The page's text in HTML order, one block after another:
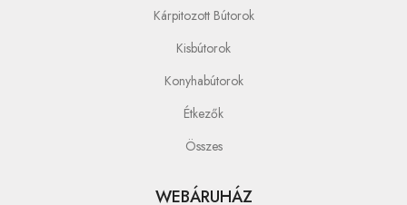
Kárpitozott Bútorok
Kisbútorok
Konyhabútorok
Étkezők
Összes
WEBÁRUHÁZ